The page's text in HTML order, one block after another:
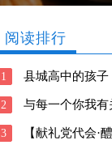
阅读排行
1 县城高中的孩子
2 与每一个你我
3 【献礼党代会·醴陵这五年